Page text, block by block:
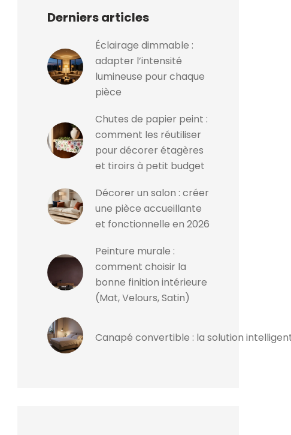
Derniers articles
Éclairage dimmable :
adapter l’intensité
lumineuse pour chaque
pièce
Chutes de papier peint :
comment les réutiliser
pour décorer étagères
et tiroirs à petit budget
Décorer un salon : créer
une pièce accueillante
et fonctionnelle en 2026
Peinture murale :
comment choisir la
bonne finition intérieure
(Mat, Velours, Satin)
Canapé convertible : la solution